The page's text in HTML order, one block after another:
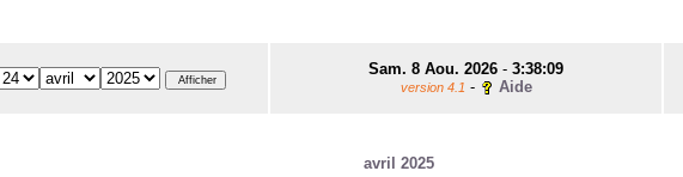
Sam. 8 Aou. 2026 - 3:38:09
version 4.1 - Aide
avril 2025